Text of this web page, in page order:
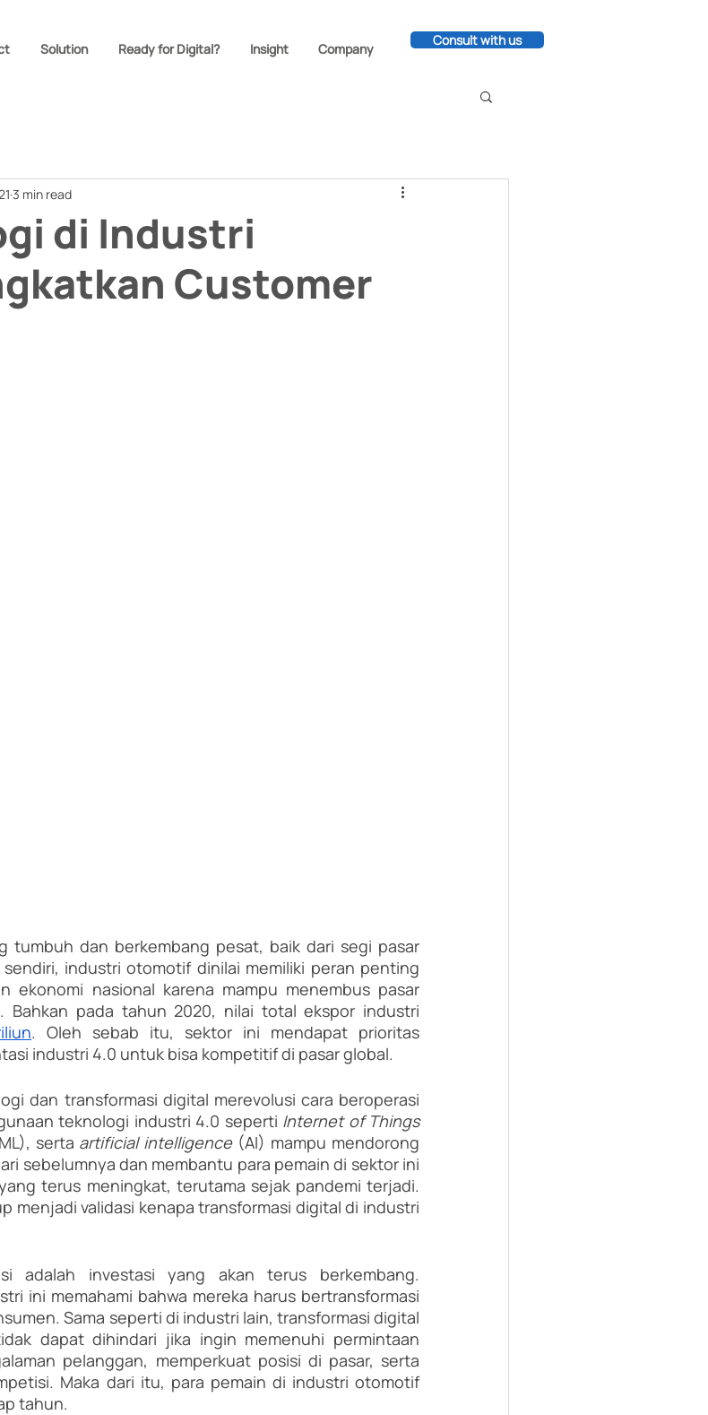
Solution Ready for Digital? Insight Company
Consult with us
di Industri
Customer
3 min read
tumbuh dan berkembang pesat, baik dari segi pasar
industri otomotif dinilai memiliki peran penting
ekonomi nasional karena mampu menembus pasar
Bahkan pada tahun 2020, nilai total ekspor industri
. Oleh sebab itu, sektor ini mendapat prioritas
industri 4.0 untuk bisa kompetitif di pasar global.
dan transformasi digital merevolusi cara beroperasi
teknologi industri 4.0 seperti
Internet of Things
serta artificial intelligence (AI) mampu mendorong
sebelumnya dan membantu para pemain di sektor ini
menjadi validasi kenapa transformasi digital di industri
adalah investasi yang akan terus berkembang.
ini memahami bahwa mereka harus bertransformasi
Sama seperti di industri lain, transformasi digital
dapat dihindari jika ingin memenuhi permintaan
pelanggan, memperkuat posisi di pasar, serta
Maka dari itu, para pemain di industri otomotif
tahun.